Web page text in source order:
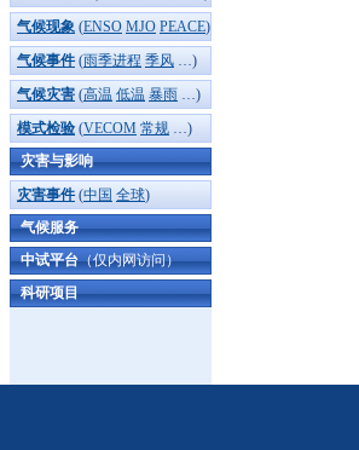
气候现象 (ENSO MJO PEACE)
气候事件(雨季进程 季风 …)
气候灾害 (高温 低温 暴雨 …)
模式检验(VECOM 常规 …)
灾害与影响
灾害事件(中国 全球)
气候服务
中试平台（仅内网访问）
科研项目